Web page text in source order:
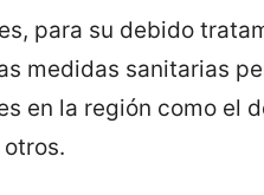
para su debido
medidas sanitarias
en la región como el
otros.